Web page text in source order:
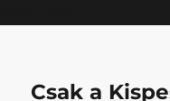
Csak a